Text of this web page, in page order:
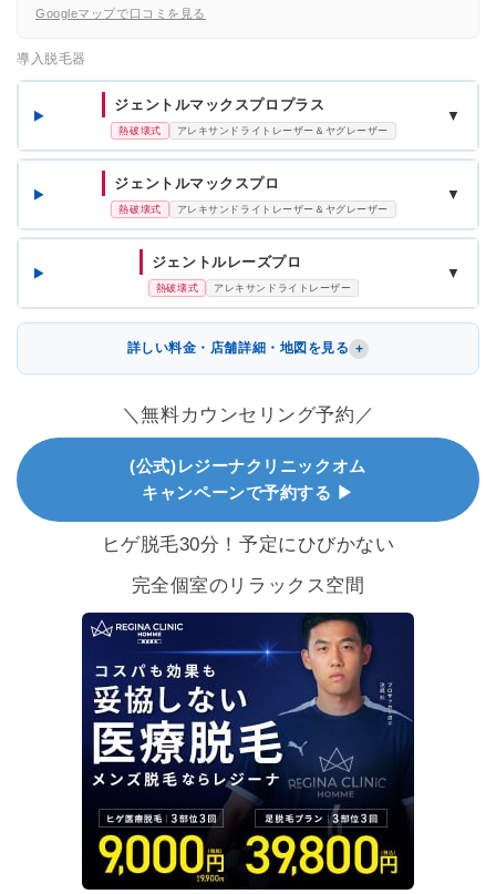
Googleマップで口コミを見る
導入脱毛器
ジェントルマックスプロプラス
熱破壊式 アレキサンドライトレーザー＆ヤグレーザー
▼
ジェントルマックスプロ
熱破壊式 アレキサンドライトレーザー＆ヤグレーザー
▼
ジェントルレーズプロ
熱破壊式 アレキサンドライトレーザー
▼
詳しい料金・店舗詳細・地図を見る
＼無料カウンセリング予約／
(公式)レジーナクリニックオム
キャンペーンで予約する ▶
ヒゲ脱毛30分！予定にひびかない
完全個室のリラックス空間